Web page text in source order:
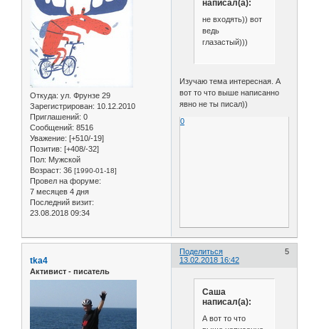
Откуда: ул. Фрунзе 29
Зарегистрирован: 10.12.2010
Приглашений: 0
Сообщений: 8516
Уважение: [+510/-19]
Позитив: [+408/-32]
Пол: Мужской
Возраст: 36 [1990-01-18]
Провел на форуме:
7 месяцев 4 дня
Последний визит:
23.08.2018 09:34
написал(а):
не входять)) вот
ведь
глазастый)))
Изучаю тема интересная. А
вот то что выше написанно
явно не ты писал))
0
Поделиться
5
13.02.2018 16:42
tka4
Активист - писатель
Саша
написал(а):
А вот то что